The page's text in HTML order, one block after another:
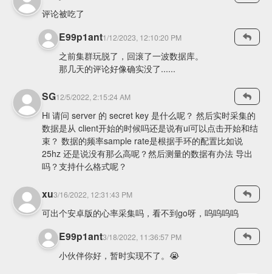
评论被吃了
E99p1ant1/12/2023, 12:10:20 PM
之前集群玩脱了，回滚了一波数据库。
那几天的评论好像确实没了......
SG12/5/2022, 2:15:24 AM
Hi 请问 server 的 secret key 是什么呢？ 然后实时采集的
数据是从 client开始的时候吗还是说有ui可以点击开始和结
束？ 数据的频率sample rate是根据手环的配置比如说
25hz 还是说没有那么高呢？然后测量的数据有办法 导出
吗？支持什么格式呢？
xu3/16/2022, 12:31:43 PM
可出个安卓版的心率采集吗，看不到go呀，呜呜呜呜
E99p1ant3/18/2022, 11:36:57 PM
小伙伴你好，暂时实现不了。😭